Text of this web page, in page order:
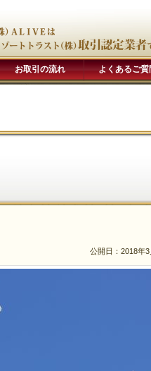
お取引の流れ よくあるご質
公開日：2018年